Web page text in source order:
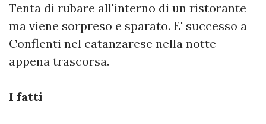
Tenta di rubare all'interno di un ristorante
ma viene sorpreso e sparato. E' successo a
Conflenti nel catanzarese nella notte
appena trascorsa.
I fatti